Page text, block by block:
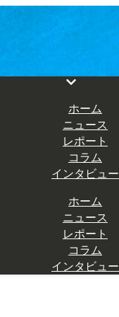
ホーム
ニュース
レポート
コラム
インタビュー
ホーム
ニュース
レポート
コラム
インタビュー